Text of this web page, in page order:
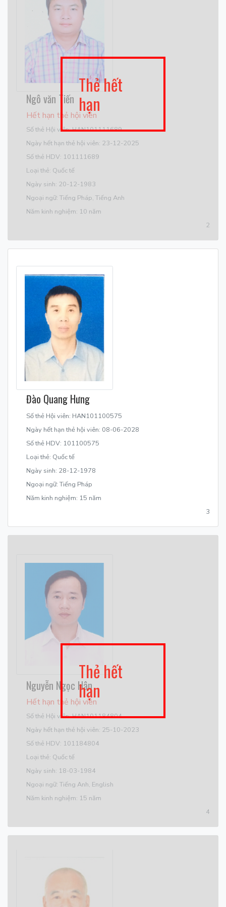
Ngô văn Tiến
Hết hạn thẻ hội viên
Số thẻ Hội viên: HAN101111689
Ngày hết hạn thẻ hội viên: 23-12-2025
Số thẻ HDV: 101111689
Loại thẻ: Quốc tế
Ngày sinh: 20-12-1983
Ngoại ngữ: Tiếng Pháp, Tiếng Anh
Năm kinh nghiệm: 10 năm
2
Thẻ hết
hạn
Đào Quang Hưng
Số thẻ Hội viên: HAN101100575
Ngày hết hạn thẻ hội viên: 08-06-2028
Số thẻ HDV: 101100575
Loại thẻ: Quốc tế
Ngày sinh: 28-12-1978
Ngoại ngữ: Tiếng Pháp
Năm kinh nghiệm: 15 năm
3
Nguyễn Ngọc Hân
Hết hạn thẻ hội viên
Số thẻ Hội viên: HAN101184804
Ngày hết hạn thẻ hội viên: 25-10-2023
Số thẻ HDV: 101184804
Loại thẻ: Quốc tế
Ngày sinh: 18-03-1984
Ngoại ngữ: Tiếng Anh, English
Năm kinh nghiệm: 15 năm
4
Thẻ hết
hạn